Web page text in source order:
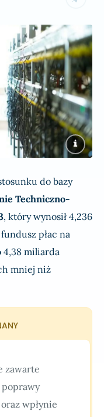
do bazy
Techniczno-
, który wynosił 4,236
płac na
4,38 miliarda
mniej niż
zawarte
wpłynie